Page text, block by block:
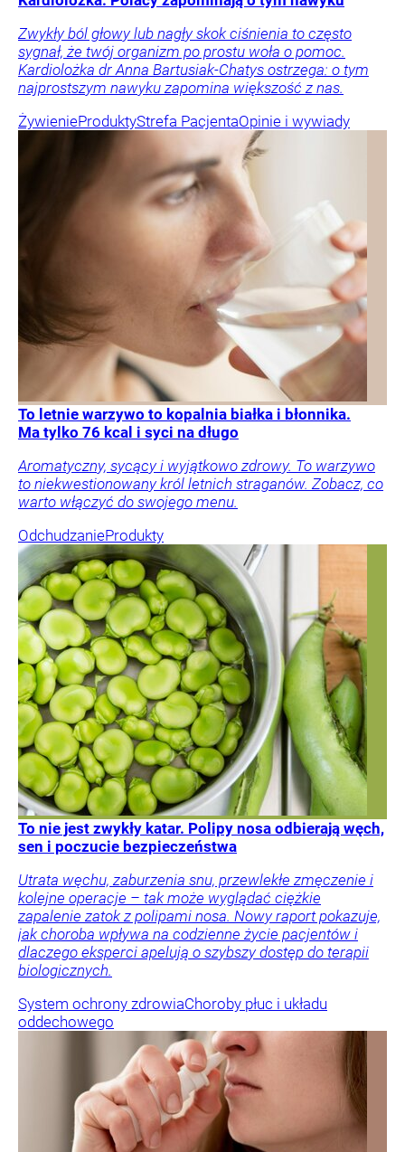
Zwykły ból głowy lub nagły skok ciśnienia to często
sygnał, że twój organizm po prostu woła o pomoc.
Kardiolożka dr Anna Bartusiak-Chatys ostrzega: o tym
najprostszym nawyku zapomina większość z nas.
ŻywienieProduktyStrefa PacjentaOpinie i wywiady
To letnie warzywo to kopalnia białka i błonnika.
Ma tylko 76 kcal i syci na długo
Aromatyczny, sycący i wyjątkowo zdrowy. To warzywo
to niekwestionowany król letnich straganów. Zobacz, co
warto włączyć do swojego menu.
OdchudzanieProdukty
To nie jest zwykły katar. Polipy nosa odbierają węch,
sen i poczucie bezpieczeństwa
Utrata węchu, zaburzenia snu, przewlekłe zmęczenie i
kolejne operacje – tak może wyglądać ciężkie
zapalenie zatok z polipami nosa. Nowy raport pokazuje,
jak choroba wpływa na codzienne życie pacjentów i
dlaczego eksperci apelują o szybszy dostęp do terapii
biologicznych.
System ochrony zdrowiaChoroby płuc i układu
oddechowego